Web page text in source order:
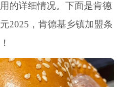
的详细情况。下面是肯德
2025，肯德基乡镇加盟条